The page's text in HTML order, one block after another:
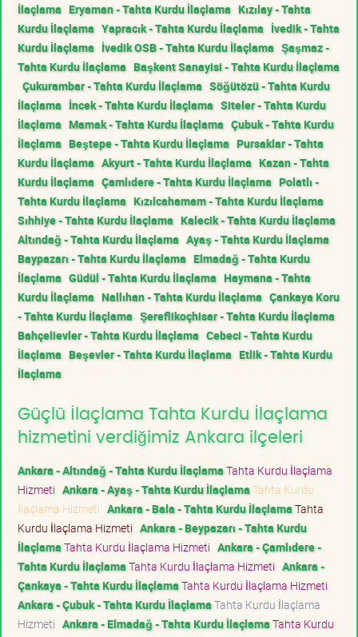
İlaçlama Eryaman - Tahta Kurdu İlaçlama Kızılay - Tahta
Kurdu İlaçlama Yapracık - Tahta Kurdu İlaçlama İvedik - Tahta
Kurdu İlaçlama İvedik OSB - Tahta Kurdu İlaçlama Şaşmaz -
Tahta Kurdu İlaçlama Başkent Sanayisi - Tahta Kurdu İlaçlama
Çukurambar - Tahta Kurdu İlaçlama Söğütözü - Tahta Kurdu
İlaçlama İncek - Tahta Kurdu İlaçlama Siteler - Tahta Kurdu
İlaçlama Mamak - Tahta Kurdu İlaçlama Çubuk - Tahta Kurdu
İlaçlama Beştepe - Tahta Kurdu İlaçlama Pursaklar - Tahta
Kurdu İlaçlama Akyurt - Tahta Kurdu İlaçlama Kazan - Tahta
Kurdu İlaçlama Çamlıdere - Tahta Kurdu İlaçlama Polatlı -
Tahta Kurdu İlaçlama Kızılcahamam - Tahta Kurdu İlaçlama
Sıhhiye - Tahta Kurdu İlaçlama Kalecik - Tahta Kurdu İlaçlama
Altındağ - Tahta Kurdu İlaçlama Ayaş - Tahta Kurdu İlaçlama
Baypazarı - Tahta Kurdu İlaçlama Elmadağ - Tahta Kurdu
İlaçlama Güdül - Tahta Kurdu İlaçlama Haymana - Tahta
Kurdu İlaçlama Nallıhan - Tahta Kurdu İlaçlama Çankaya Koru
- Tahta Kurdu İlaçlama Şereflikoçhisar - Tahta Kurdu İlaçlama
Bahçelievler - Tahta Kurdu İlaçlama Cebeci - Tahta Kurdu
İlaçlama Beşevler - Tahta Kurdu İlaçlama Etlik - Tahta Kurdu
İlaçlama
Güçlü İlaçlama Tahta Kurdu İlaçlama
hizmetini verdiğimiz Ankara ilçeleri
Ankara - Altındağ - Tahta Kurdu İlaçlamaTahta Kurdu İlaçlama
Hizmeti Ankara - Ayaş - Tahta Kurdu İlaçlamaTahta Kurdu
İlaçlama Hizmeti Ankara - Bala - Tahta Kurdu İlaçlamaTahta
Kurdu İlaçlama Hizmeti Ankara - Beypazarı - Tahta Kurdu
İlaçlamaTahta Kurdu İlaçlama Hizmeti Ankara - Çamlıdere -
Tahta Kurdu İlaçlamaTahta Kurdu İlaçlama Hizmeti Ankara -
Çankaya - Tahta Kurdu İlaçlamaTahta Kurdu İlaçlama Hizmeti
Ankara - Çubuk - Tahta Kurdu İlaçlamaTahta Kurdu İlaçlama
Hizmeti Ankara - Elmadağ - Tahta Kurdu İlaçlamaTahta Kurdu